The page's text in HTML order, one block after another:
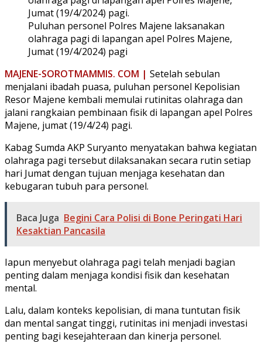
Puluhan personel Polres Majene laksanakan
olahraga pagi di lapangan apel Polres Majene,
Jumat (19/4/2024) pagi
MAJENE-SOROTMAMMIS. COM | Setelah sebulan
menjalani ibadah puasa, puluhan personel Kepolisian
Resor Majene kembali memulai rutinitas olahraga dan
jalani rangkaian pembinaan fisik di lapangan apel Polres
Majene, jumat (19/4/24) pagi.
Kabag Sumda AKP Suryanto menyatakan bahwa kegiatan
olahraga pagi tersebut dilaksanakan secara rutin setiap
hari Jumat dengan tujuan menjaga kesehatan dan
kebugaran tubuh para personel.
Baca Juga Begini Cara Polisi di Bone Peringati Hari
Kesaktian Pancasila
Iapun menyebut olahraga pagi telah menjadi bagian
penting dalam menjaga kondisi fisik dan kesehatan
mental.
Lalu, dalam konteks kepolisian, di mana tuntutan fisik
dan mental sangat tinggi, rutinitas ini menjadi investasi
penting bagi kesejahteraan dan kinerja personel.